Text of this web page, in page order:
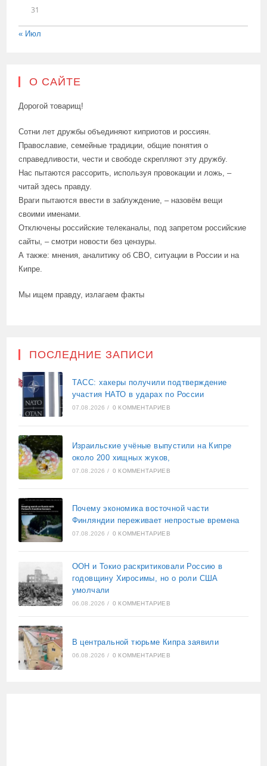
31
« Июл
О САЙТЕ
Дорогой товарищ!
Сотни лет дружбы объединяют киприотов и россиян.
Православие, семейные традиции, общие понятия о
справедливости, чести и свободе скрепляют эту дружбу.
Нас пытаются рассорить, используя провокации и ложь, –
читай здесь правду.
Враги пытаются ввести в заблуждение, – назовём вещи
своими именами.
Отключены российские телеканалы, под запретом российские
сайты, – смотри новости без цензуры.
А также: мнения, аналитику об СВО, ситуации в России и на
Кипре.
Мы ищем правду, излагаем факты
ПОСЛЕДНИЕ ЗАПИСИ
ТАСС: хакеры получили подтверждение
участия НАТО в ударах по России
07.08.2026 / 0 КОММЕНТАРИЕВ
Израильские учёные выпустили на Кипре
около 200 хищных жуков,
07.08.2026 / 0 КОММЕНТАРИЕВ
Почему экономика восточной части
Финляндии переживает непростые времена
07.08.2026 / 0 КОММЕНТАРИЕВ
ООН и Токио раскритиковали Россию в
годовщину Хиросимы, но о роли США
умолчали
06.08.2026 / 0 КОММЕНТАРИЕВ
В центральной тюрьме Кипра заявили
06.08.2026 / 0 КОММЕНТАРИЕВ